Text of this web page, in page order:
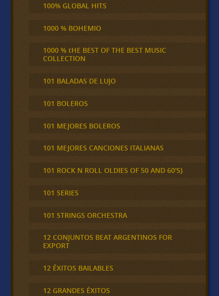
100% GLOBAL HITS
1000 % BOHEMIO
1000 % tHE BEST OF THE BEST MUSIC
COLLECTION
101 BALADAS DE LUJO
101 BOLEROS
101 MEJORES BOLEROS
101 MEJORES CANCIONES ITALIANAS
101 ROCK N ROLL OLDIES OF 50 AND 60'S}
101 SERIES
101 STRINGS ORCHESTRA
12 CONJUNTOS BEAT ARGENTINOS FOR
EXPORT
12 ÉXITOS BAILABLES
12 GRANDES ÉXITOS